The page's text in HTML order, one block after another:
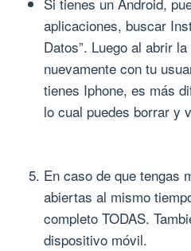
aplicaciones, buscar
Datos”. Luego al abrir
nuevamente con tu
tienes Iphone, es más
lo cual puedes borrar y
En caso de que tengas
abiertas al mismo
completo TODAS.
dispositivo móvil.